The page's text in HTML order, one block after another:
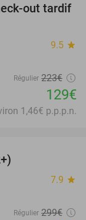
42%
out tardif
9.5 star
Régulier 223€
129€
1,46€ p.p.p.n.
7.9 star
Régulier 299€